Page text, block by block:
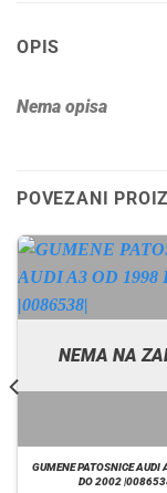
OPIS
Nema opisa
POVEZANI
NEMA NA
GUMENE PATOSNICE AUDI
DO 2002